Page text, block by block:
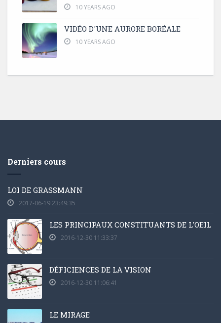
10 YEARS AGO
VIDÉO D'UNE AURORE BORÉALE
10 YEARS AGO
Derniers cours
LOI DE GRASSMANN
2017-06-19 23:49:35
LES PRINCIPAUX CONSTITUANTS DE L'OEIL
2016-12-30 11:33:37
DÉFICIENCES DE LA VISION
2016-12-30 11:06:41
LE MIRAGE